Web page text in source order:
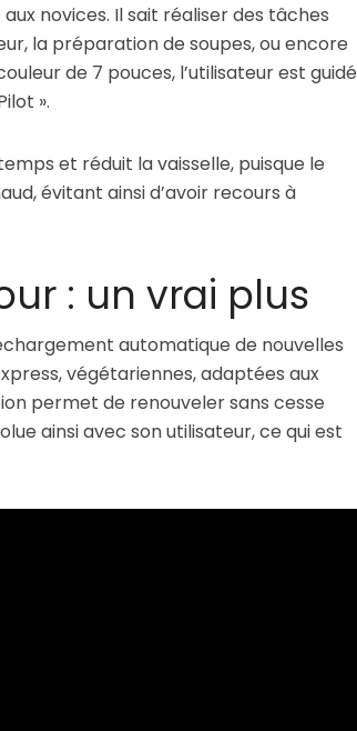
novices. Il sait réaliser des tâches
la préparation de soupes, ou encore
de 7 pouces, l’utilisateur est guidé
».
et réduit la vaisselle, puisque le
évitant ainsi d’avoir recours à
: un vrai plus
automatique de nouvelles
végétariennes, adaptées aux
permet de renouveler sans cesse
ainsi avec son utilisateur, ce qui est